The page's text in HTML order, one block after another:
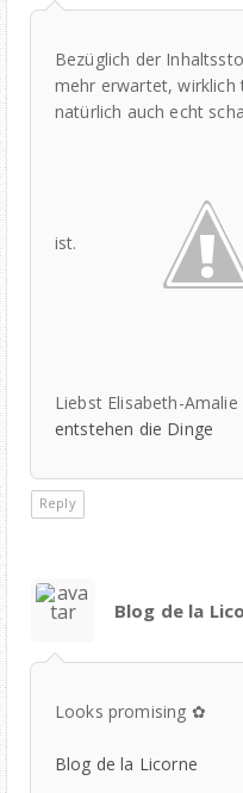
Bezüglich der
mehr erwartet, wirklich
natürlich auch echt
ist.
Liebst Elisabeth-Amalie
entstehen die Dinge
Reply
Blog de la
Looks promising ✿
Blog de la Licorne